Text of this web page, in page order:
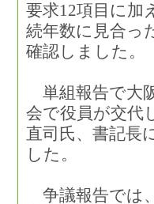
要求12項目に加
続年数に見合っ
確認しました。
単組報告で大
会で役員が交代
直司氏、書記長
した。
争議報告では